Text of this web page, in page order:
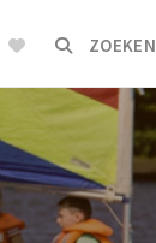
ZOEKEN